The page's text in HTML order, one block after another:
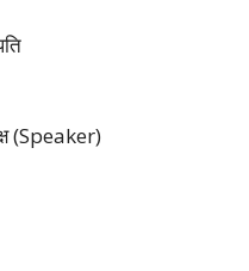
(Speaker)